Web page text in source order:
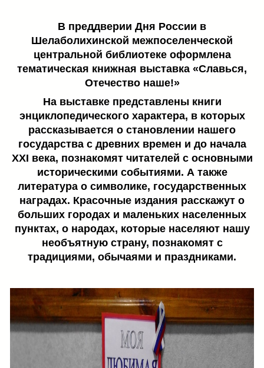
В преддверии Дня России в
Шелаболихинской межпоселенческой
центральной библиотеке оформлена
тематическая книжная выставка «Славься,
Отечество наше!»
На выставке представлены книги
энциклопедического характера, в которых
рассказывается о становлении нашего
государства с древних времен и до начала
XXI века, познакомят читателей с основными
историческими событиями. А также
литература о символике, государственных
наградах. Красочные издания расскажут о
больших городах и маленьких населенных
пунктах, о народах, которые населяют нашу
необъятную страну, познакомят с
традициями, обычаями и праздниками.